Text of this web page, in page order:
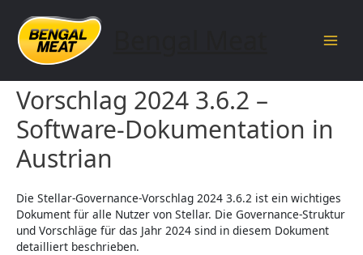
content
Die Stellar-Governance-
Vorschlag 2024 3.6.2 –
Software-Dokumentation in
Austrian
Die Stellar-Governance-Vorschlag 2024 3.6.2 ist ein wichtiges
Dokument für alle Nutzer von Stellar. Die Governance-Struktur
und Vorschläge für das Jahr 2024 sind in diesem Dokument
detailliert beschrieben.